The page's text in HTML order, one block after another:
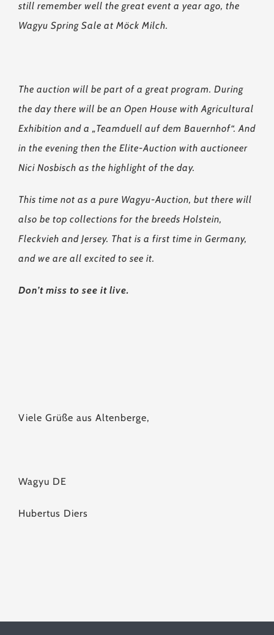
still remember well the great event a year ago, the
Wagyu Spring Sale at Möck Milch.
The auction will be part of a great program. During
the day there will be an Open House with Agricultural
Exhibition and a „Teamduell auf dem Bauernhof“. And
in the evening then the Elite-Auction with auctioneer
Nici Nosbisch as the highlight of the day.
This time not as a pure Wagyu-Auction, but there will
also be top collections for the breeds Holstein,
Fleckvieh and Jersey. That is a first time in Germany,
and we are all excited to see it.
Don’t miss to see it live.
Viele Grüße aus Altenberge,
Wagyu DE
Hubertus Diers